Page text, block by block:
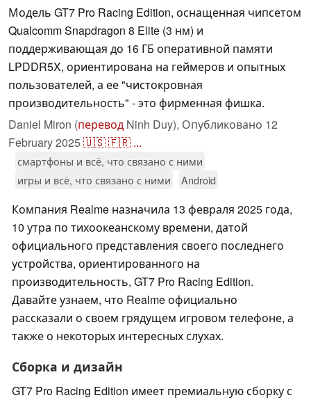
Модель GT7 Pro Racing Edition, оснащенная чипсетом
Qualcomm Snapdragon 8 Elite (3 нм) и
поддерживающая до 16 ГБ оперативной памяти
LPDDR5X, ориентирована на геймеров и опытных
пользователей, а ее "чистокровная
производительность" - это фирменная фишка.
Daniel Miron (перевод Ninh Duy), Опубликовано 12
February 2025🇺🇸🇫🇷 ...
смартфоны и всё, что связано с ними
игры и всё, что связано с ними
Android
Компания Realme назначила 13 февраля 2025 года,
10 утра по тихоокеанскому времени, датой
официального представления своего последнего
устройства, ориентированного на
производительность, GT7 Pro Racing Edition.
Давайте узнаем, что Realme официально
рассказали о своем грядущем игровом телефоне, а
также о некоторых интересных слухах.
Сборка и дизайн
GT7 Pro Racing Edition имеет премиальную сборку с